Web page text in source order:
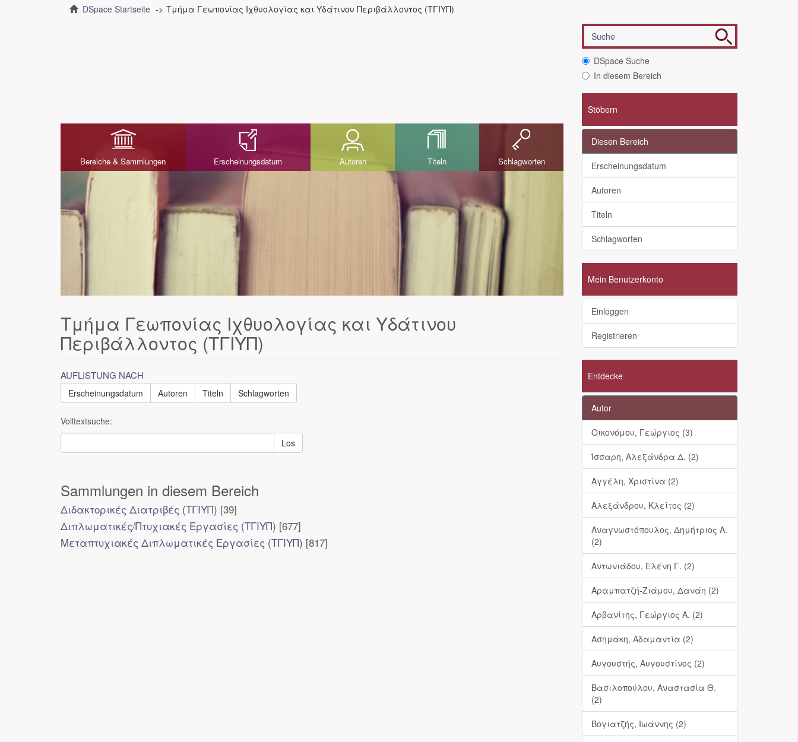
DSpace Startseite Τμήμα Γεωπονίας Ιχθυολογίας και Υδάτινου Περιβάλλοντος (ΤΓΙΥΠ)
Bereiche & Sammlungen Erscheinungsdatum Autoren Titeln Schlagworten
Τμήμα Γεωπονίας Ιχθυολογίας και Υδάτινου
Περιβάλλοντος (ΤΓΙΥΠ)
AUFLISTUNG NACH
Erscheinungsdatum Autoren Titeln Schlagworten
Volltextsuche:
Los
Sammlungen in diesem Bereich
Διδακτορικές Διατριβές (ΤΓΙΥΠ) [39]
Διπλωματικές/Πτυχιακές Εργασίες (ΤΓΙΥΠ) [677]
Μεταπτυχιακές Διπλωματικές Εργασίες (ΤΓΙΥΠ) [817]
DSpace Suche
In diesem Bereich
Stöbern
Diesen Bereich
Erscheinungsdatum
Autoren
Titeln
Schlagworten
Mein Benutzerkonto
Einloggen
Registrieren
Entdecke
Autor
Οικονόμου, Γεώργιος (3)
Ίσσαρη, Αλεξάνδρα Δ. (2)
Αγγέλη, Χριστίνα (2)
Αλεξάνδρου, Κλείτος (2)
Αναγνωστόπουλος, Δημήτριος Α.
(2)
Αντωνιάδου, Ελένη Γ. (2)
Αραμπατζή-Ζιάμου, Δανάη (2)
Αρβανίτης, Γεώργιος Α. (2)
Ασημάκη, Αδαμαντία (2)
Αυγουστής, Αυγουστίνος (2)
Βασιλοπούλου, Αναστασία Θ.
(2)
Βογιατζής, Ιωάννης (2)